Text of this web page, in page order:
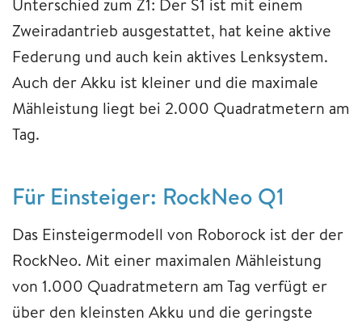
Zweiradantrieb ausgestattet, hat keine aktive
Federung und auch kein aktives Lenksystem.
Auch der Akku ist kleiner und die maximale
Mähleistung liegt bei 2.000 Quadratmetern am
Tag.
Für Einsteiger: RockNeo Q1
Das Einsteigermodell von Roborock ist der der
RockNeo. Mit einer maximalen Mähleistung
von 1.000 Quadratmetern am Tag verfügt er
über den kleinsten Akku und die geringste